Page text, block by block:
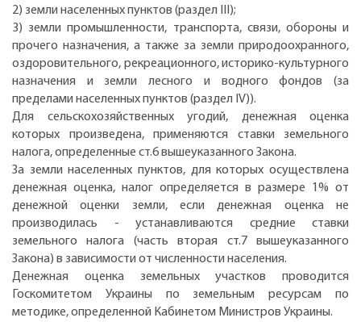
2) земли населенных пунктов (раздел III);
3) земли промышленности, транспорта, связи, обороны и
прочего назначения, а также за земли природоохранного,
оздоровительного, рекреационного, историко-культурного
назначения и земли лесного и водного фондов (за
пределами населенных пунктов (раздел IV)).
Для сельскохозяйственных угодий, денежная оценка
которых произведена, применяются ставки земельного
налога, определенные ст.6 вышеуказанного Закона.
За земли населенных пунктов, для которых осуществлена
денежная оценка, налог определяется в размере 1% от
денежной оценки земли, если денежная оценка не
производилась - устанавливаются средние ставки
земельного налога (часть вторая ст.7 вышеуказанного
Закона) в зависимости от численности населения.
Денежная оценка земельных участков проводится
Госкомитетом Украины по земельным ресурсам по
методике, определенной Кабинетом Министров Украины.